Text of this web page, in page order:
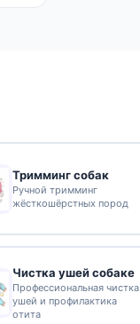
Тримминг собак
Ручной тримминг
жёсткошёрстных пород
Чистка ушей собаке
Профессиональная чистка
ушей и профилактика
отита